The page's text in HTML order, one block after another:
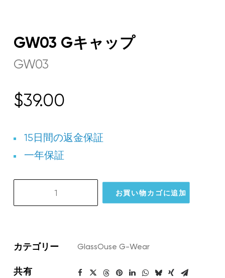
GW03 Gキャップ
GW03
$39.00
15日間の返金保証
一年保証
お買い物カゴに追加
カテゴリー GlassOuse G-Wear
共有